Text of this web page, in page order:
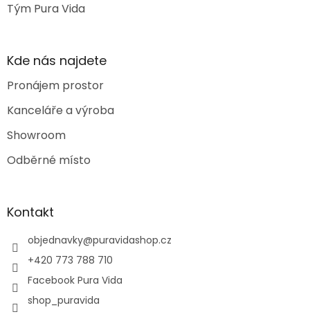
Tým Pura Vida
Kde nás najdete
Pronájem prostor
Kanceláře a výroba
Showroom
Odběrné místo
Kontakt
objednavky@puravidashop.cz
+420 773 788 710
Facebook Pura Vida
shop_puravida